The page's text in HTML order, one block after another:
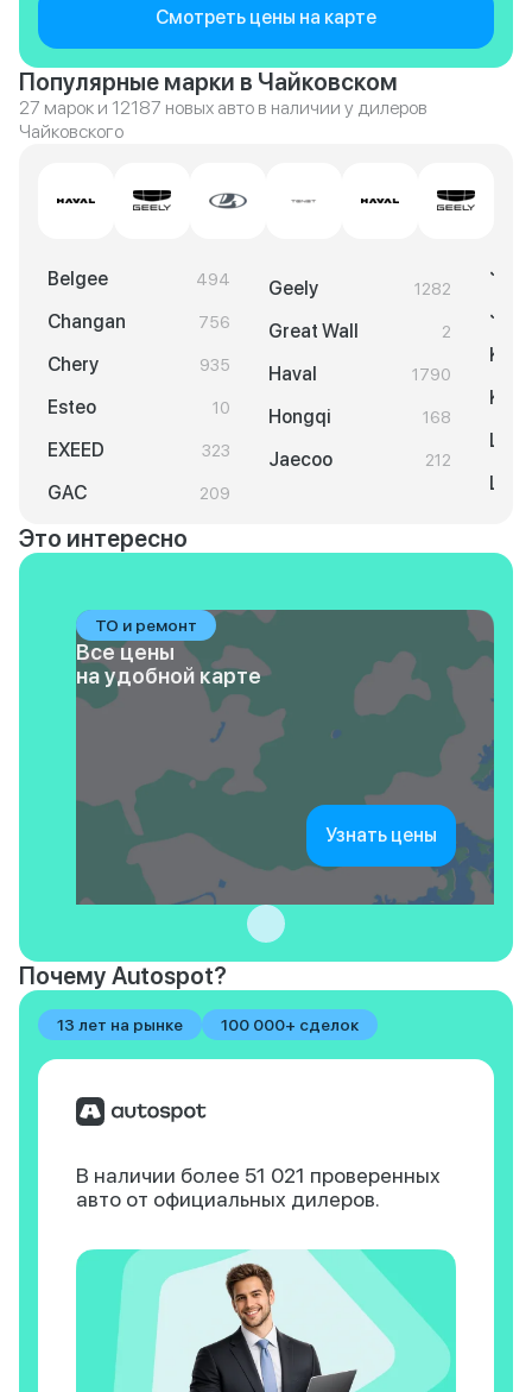
Смотреть цены на карте
Популярные марки в Чайковском
27 марок и 12187 новых авто в наличии у дилеров
Чайковского
Belgee 494
Changan 756
Chery 935
Esteo 10
EXEED 323
GAC 209
Geely 1282
Great Wall 2
Haval 1790
Hongqi 168
Jaecoo 212
KGM
Это интересно
ТО и ремонт
Все цены
на удобной карте
Узнать цены
Почему Autospot?
13 лет на рынке 100 000+ сделок
В наличии более 51 021 проверенных
авто от официальных дилеров.